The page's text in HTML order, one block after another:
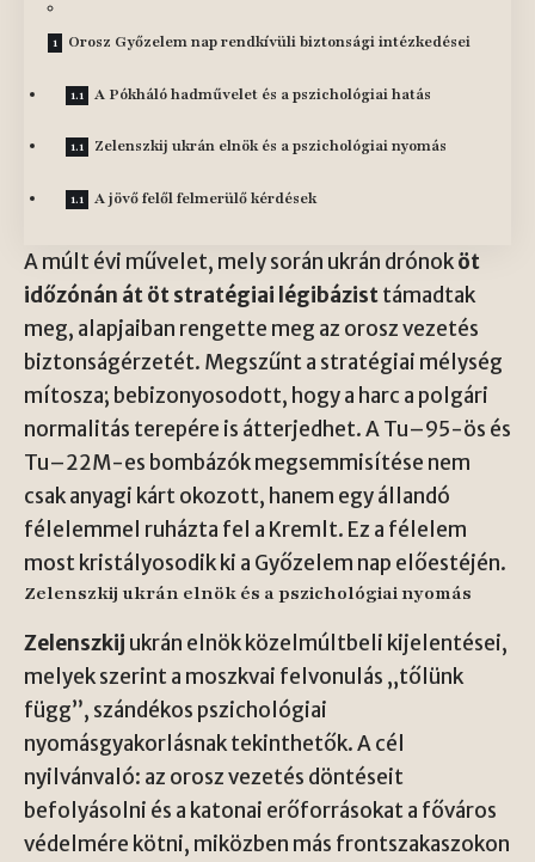
Orosz Győzelem nap rendkívüli biztonsági intézkedései
A Pókháló hadművelet és a pszichológiai hatás
Zelenszkij ukrán elnök és a pszichológiai nyomás
A jövő felől felmerülő kérdések
A múlt évi művelet, mely során ukrán drónoköt
időzónán át öt stratégiai légibázisttámadtak
meg, alapjaiban rengette meg az orosz vezetés
biztonságérzetét. Megszűnt a stratégiai mélység
mítosza; bebizonyosodott, hogy a harc a polgári
normalitás terepére is átterjedhet. A Tu–95-ös és
Tu–22M-es bombázók megsemmisítése nem
csak anyagi kárt okozott, hanem egy állandó
félelemmel ruházta fel a Kremlt. Ez a félelem
most kristályosodik ki a Győzelem nap előestéjén.
Zelenszkij ukrán elnök és a pszichológiai nyomás
Zelenszkij ukrán elnök közelmúltbeli kijelentései,
melyek szerint a moszkvai felvonulás „tőlünk
függ”, szándékos pszichológiai
nyomásgyakorlásnak tekinthetők. A cél
nyilvánvaló: az orosz vezetés döntéseit
befolyásolni és a katonai erőforrásokat a főváros
védelmére kötni, miközben más frontszakaszokon